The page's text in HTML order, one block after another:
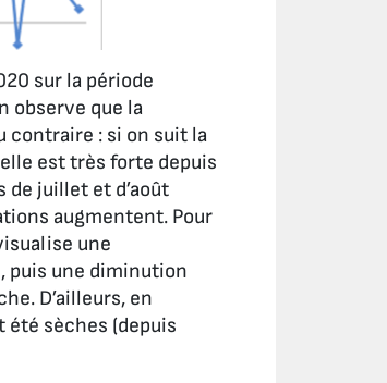
sur la période
observe que la
contraire : si on suit la
est très forte depuis
juillet et d’août
augmentent. Pour
une
puis une diminution
D’ailleurs, en
sèches (depuis